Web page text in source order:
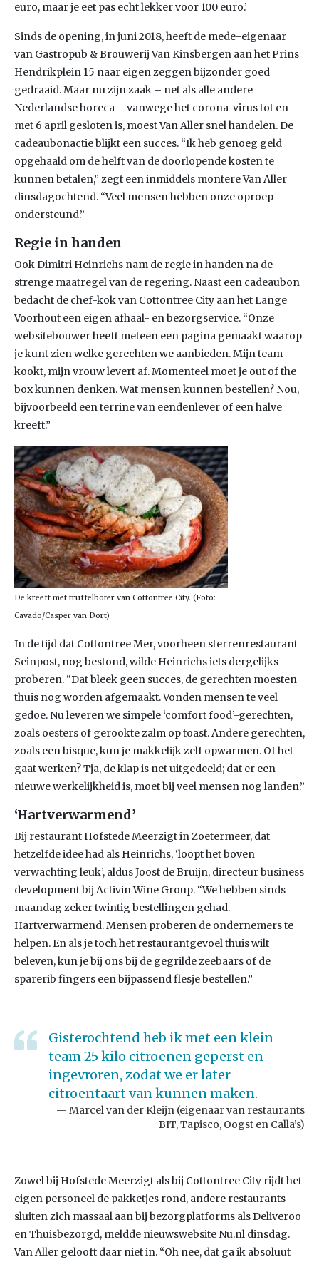
euro, maar je eet pas echt lekker voor 100 euro.’
Sinds de opening, in juni 2018, heeft de mede-eigenaar
van Gastropub & Brouwerij Van Kinsbergen aan het Prins
Hendrikplein 15 naar eigen zeggen bijzonder goed
gedraaid. Maar nu zijn zaak – net als alle andere
Nederlandse horeca – vanwege het corona-virus tot en
met 6 april gesloten is, moest Van Aller snel handelen. De
cadeaubonactie blijkt een succes. “Ik heb genoeg geld
opgehaald om de helft van de doorlopende kosten te
kunnen betalen,” zegt een inmiddels montere Van Aller
dinsdagochtend. “Veel mensen hebben onze oproep
ondersteund.”
Regie in handen
Ook Dimitri Heinrichs nam de regie in handen na de
strenge maatregel van de regering. Naast een cadeaubon
bedacht de chef-kok van Cottontree City aan het Lange
Voorhout een eigen afhaal- en bezorgservice. “Onze
websitebouwer heeft meteen een pagina gemaakt waarop
je kunt zien welke gerechten we aanbieden. Mijn team
kookt, mijn vrouw levert af. Momenteel moet je out of the
box kunnen denken. Wat mensen kunnen bestellen? Nou,
bijvoorbeeld een terrine van eendenlever of een halve
kreeft.”
De kreeft met truffelboter van Cottontree City. (Foto:
Cavado/Casper van Dort)
In de tijd dat Cottontree Mer, voorheen sterrenrestaurant
Seinpost, nog bestond, wilde Heinrichs iets dergelijks
proberen. “Dat bleek geen succes, de gerechten moesten
thuis nog worden afgemaakt. Vonden mensen te veel
gedoe. Nu leveren we simpele ‘comfort food’-gerechten,
zoals oesters of gerookte zalm op toast. Andere gerechten,
zoals een bisque, kun je makkelijk zelf opwarmen. Of het
gaat werken? Tja, de klap is net uitgedeeld; dat er een
nieuwe werkelijkheid is, moet bij veel mensen nog landen.”
‘Hartverwarmend’
Bij restaurant Hofstede Meerzigt in Zoetermeer, dat
hetzelfde idee had als Heinrichs, ‘loopt het boven
verwachting leuk’, aldus Joost de Bruijn, directeur business
development bij Activin Wine Group. “We hebben sinds
maandag zeker twintig bestellingen gehad.
Hartverwarmend. Mensen proberen de ondernemers te
helpen. En als je toch het restaurantgevoel thuis wilt
beleven, kun je bij ons bij de gegrilde zeebaars of de
sparerib fingers een bijpassend flesje bestellen.”
Gisterochtend heb ik met een klein
team 25 kilo citroenen geperst en
ingevroren, zodat we er later
citroentaart van kunnen maken.
Marcel van der Kleijn (eigenaar van restaurants
BIT, Tapisco, Oogst en Calla’s)
Zowel bij Hofstede Meerzigt als bij Cottontree City rijdt het
eigen personeel de pakketjes rond, andere restaurants
sluiten zich massaal aan bij bezorgplatforms als Deliveroo
en Thuisbezorgd, meldde nieuwswebsite Nu.nl dinsdag.
Van Aller gelooft daar niet in. “Oh nee, dat ga ik absoluut